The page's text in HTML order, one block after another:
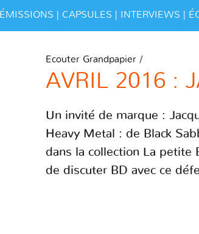
ÉMISSIONS CAPSULES INTERVIEWS
Ecouter Grandpapier /
AVRIL 2016 :
Un invité de marque :
Heavy Metal : de Black
dans la collection La petite
de discuter BD avec ce